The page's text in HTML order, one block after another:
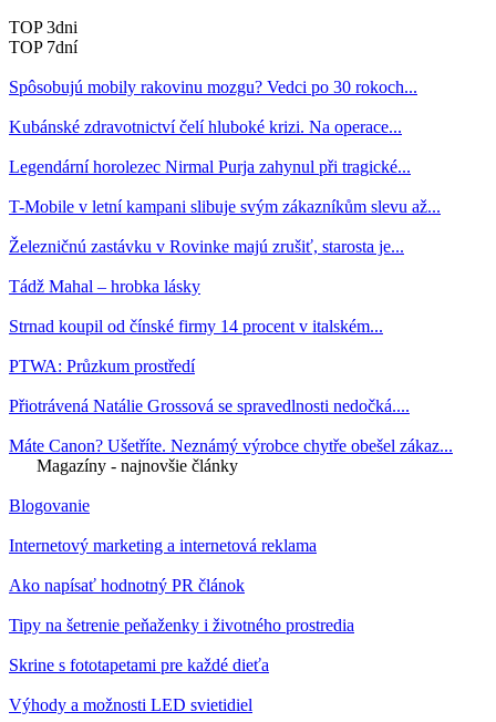
TOP 3dni
TOP 7dní
Spôsobujú mobily rakovinu mozgu? Vedci po 30 rokoch...
Kubánské zdravotnictví čelí hluboké krizi. Na operace...
Legendární horolezec Nirmal Purja zahynul při tragické...
T-Mobile v letní kampani slibuje svým zákazníkům slevu až...
Železničnú zastávku v Rovinke majú zrušiť, starosta je...
Tádž Mahal – hrobka lásky
Strnad koupil od čínské firmy 14 procent v italském...
PTWA: Průzkum prostředí
Přiotrávená Natálie Grossová se spravedlnosti nedočká....
Máte Canon? Ušetříte. Neznámý výrobce chytře obešel zákaz...
Magazíny - najnovšie články
Blogovanie
Internetový marketing a internetová reklama
Ako napísať hodnotný PR článok
Tipy na šetrenie peňaženky i životného prostredia
Skrine s fototapetami pre každé dieťa
Výhody a možnosti LED svietidiel